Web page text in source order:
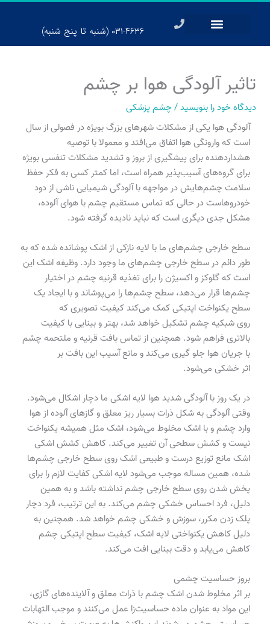
پرش
۰۳۱-۴۶۳۶ (شنبه تا پنج شنبه)
تاثیر آلودگی هوا بر چشم
دیدگاه‌ خود را بنویسید/چشم پزشکی
آلودگی هوا یکی از مشکلات شهر‌های بزرگ بویژه در فصولی از سال
است که وارونگی هوا اتفاق می‌افتد و معمولا با توصیه
هشداردهنده برای پیشگیری از بروز و تشدید مشکلات تنفسی بویژه
برای گروه‌های آسیب‌پذیر همراه است، اما کمتر کسی به فکر حفظ
سلامت چشم‌هایش در مواجهه با آلودگی شیمیایی ناشی از دود
خودروهاست در حالی که تماس مستقیم چشم با هوای آلوده،
مشکل جدی دیگری است که نباید نادیده گرفته شود.
سطح خارجی چشم‌های ما با لایه نازکی از اشک پوشانده شده که به
طور دائم در سطح خارجی چشم‌های ما وجود دارد. وظیفه اشک این
است که گلوکز و اکسیژن را برای تغذیه قرنیه چشم در اختیار
چشم‌ها قرار می‌دهد، سطح چشم‌ها را می‌پوشاند و با ایجاد یک
سطح یکنواخت اپتیکی کمک می‌کند کیفیت تصویری که
روی شبکیه چشم تشکیل خواهد شد، بهتر و بینایی با کیفیت
بالاتری فراهم شود. همچنین از تماس بافت قرنیه و ملتحمه چشم
با جریان هوا جلو گیری می‌کند و مانع آسیب این بافت بر
اثر خشکی می‌شود.
در یک روز با آلودگی شدید هوا لایه اشکی ما دچار اشکال می‌شود.
وقتی آلودگی به شکل ذرات بسیار ریز معلق و گاز‌های آلوده از هوا
وارد چشم و با اشک مخلوط می‌شود، اشک مثل همیشه یکنواخت
نیست و کشش سطحی آن تغییر می‌کند. کاهش کشش اشکی
اشک مانع توزیع درست و طبیعی اشک روی سطح خارجی چشم‌ها
شده، همین مساله موجب می‌شود لایه اشکی کفایت لازم را برای
پخش شدن روی سطح خارجی چشم نداشته باشد و به همین
دلیل، فرد احساس خشکی چشم می‌کند. به این ترتیب، فرد دچار
پلک زدن مکرر، سوزش و خشکی چشم خواهد شد. همچنین به
دلیل کاهش یکنواختی لایه اشک، کیفیت سطح اپتیکی چشم
کاهش می‌یابد و دقت بینایی افت می‌کند.
بروز حساسیت چشمی
بر اثر مخلوط شدن اشک چشم با ذرات معلق و آلاینده‌های گازی،
این مواد به عنوان ماده حساسیت‌زا عمل می‌کنند و موجب التهابات